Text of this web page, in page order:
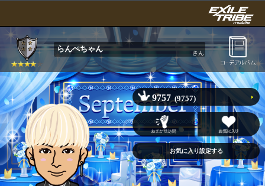
らんぺちゃん さん
9757 (9757)